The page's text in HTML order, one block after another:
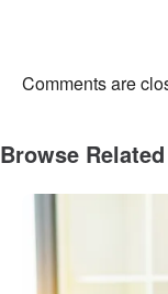
Comments are
Browse